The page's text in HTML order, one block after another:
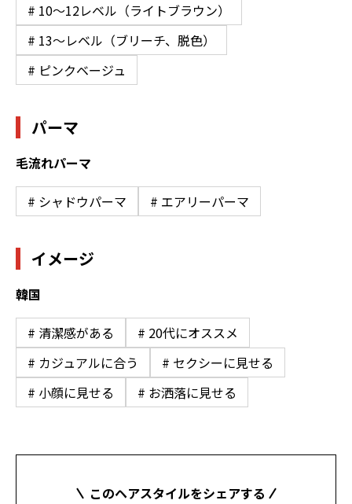
# 10〜12レベル（ライトブラウン）
# 13〜レベル（ブリーチ、脱色）
# ピンクベージュ
パーマ
毛流れパーマ
# シャドウパーマ # エアリーパーマ
イメージ
韓国
# 清潔感がある
# 20代にオススメ
# カジュアルに合う
# セクシーに見せる
# 小顔に見せる
# お洒落に見せる
このヘアスタイルをシェアする